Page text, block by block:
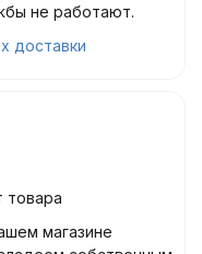
не работают.
доставки
товара
магазине